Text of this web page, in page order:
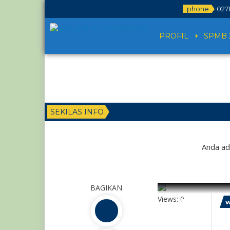
phone
PROFIL SPMB
SEKILAS INFO
Anda
BAGIKAN
5
Views: 0